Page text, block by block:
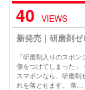
40 VIEWS
新発売｜研磨剤
「研磨剤入りのスポ
傷をつけてしまった」
スマポンなら、研磨
れを落とせます。 落…